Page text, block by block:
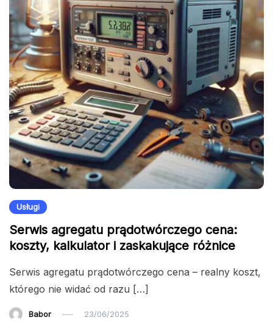
Usługi
Serwis agregatu prądotwórczego cena:
koszty, kalkulator i zaskakujące różnice
Serwis agregatu prądotwórczego cena – realny koszt,
którego nie widać od razu […]
Babor 23/06/2025